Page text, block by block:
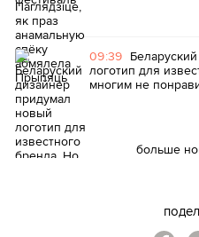
09:39
логотип для
многим не
больше